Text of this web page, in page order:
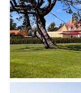
aan gokspellen,
lala.bet casinoin het
ervaringen voor
een voorbeeld van
luxueuze,